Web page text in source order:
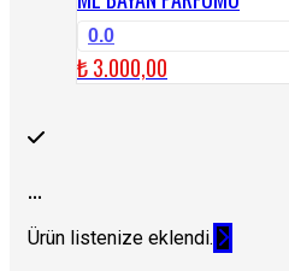
0.0
₺3.000,00
...
Ürün listenize eklendi.